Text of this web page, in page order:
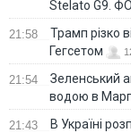
Stelato G9.
21:58
Трамп різко
Гегсетом
21:54
Зеленський
водою в
21:43
В Україні